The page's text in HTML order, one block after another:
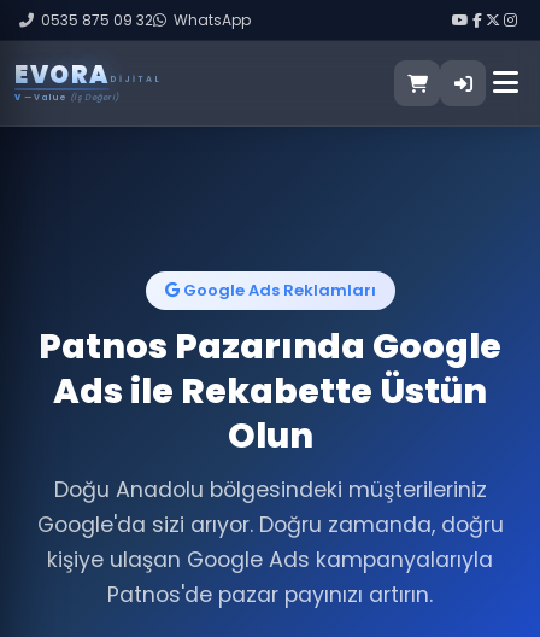
0535 875 09 32 WhatsApp
EVORA DIJITAL
V — Value (İş Değeri)
Google Ads Reklamları
Patnos Pazarında Google
Ads ile Rekabette Üstün
Olun
Doğu Anadolu bölgesindeki müşterileriniz
Google'da sizi arıyor. Doğru zamanda, doğru
kişiye ulaşan Google Ads kampanyalarıyla
Patnos'de pazar payınızı artırın.